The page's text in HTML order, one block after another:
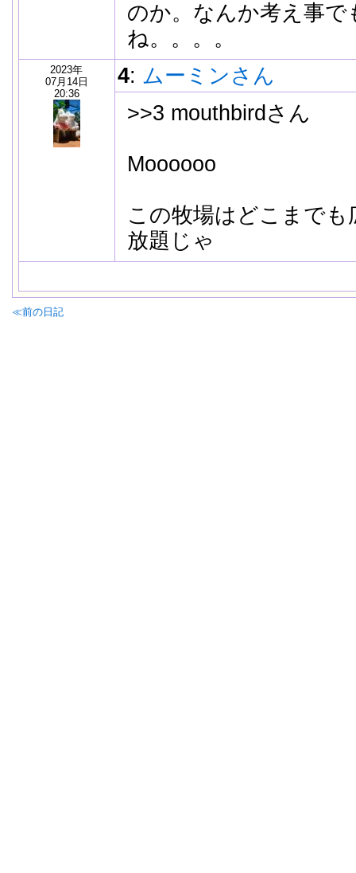
のか。なんか考え事
ね。。。。
2023年
07月14日
20:36
4: ムーミンさん
>>3 mouthbirdさん
Moooooo
この牧場はどこまで
放題じゃ
≪前の日記